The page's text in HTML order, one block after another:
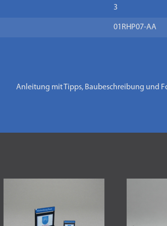
3
01RHP07-AA
Anleitung mit Tipps, Baubeschreibung und